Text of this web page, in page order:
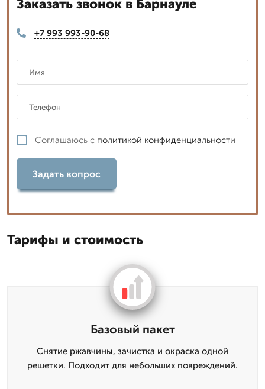
Заказать звонок в Барнауле
+7 993 993-90-68
Соглашаюсь с политикой конфиденциальности
Задать вопрос
Тарифы и стоимость
Базовый пакет
Снятие ржавчины, зачистка и окраска одной
решетки. Подходит для небольших повреждений.